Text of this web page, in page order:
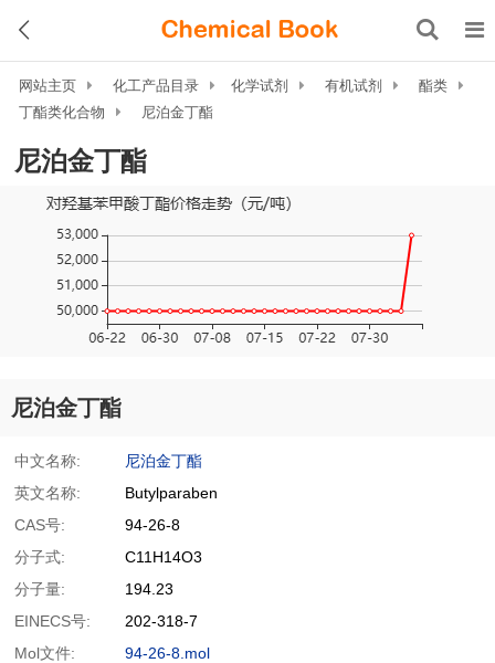
网站主页 化工产品目录 化学试剂 有机试剂
酯类
丁酯类化合物
尼泊金丁酯
尼泊金丁酯
尼泊金丁酯
中文名称:
尼泊金丁酯
英文名称:
Butylparaben
CAS号:
94-26-8
分子式:
C11H14O3
分子量:
194.23
EINECS号:
202-318-7
Mol文件:
94-26-8.mol